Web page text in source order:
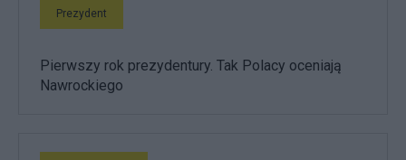
Prezydent
Pierwszy rok prezydentury. Tak Polacy oceniają
Nawrockiego